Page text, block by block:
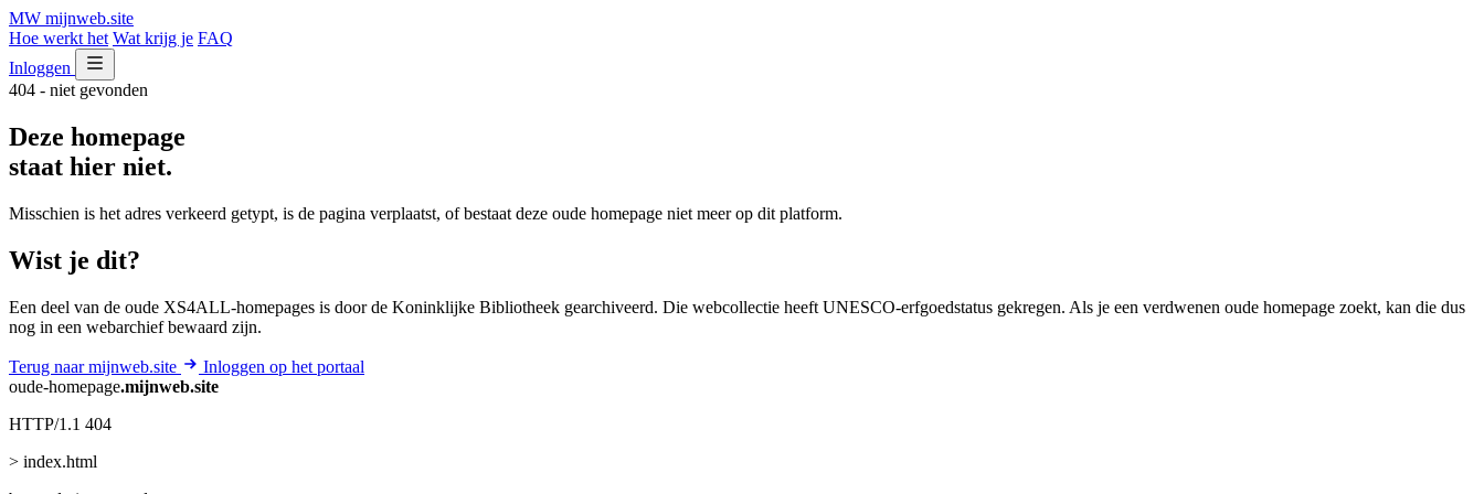
MW mijnweb.site
Hoe werkt het Wat krijg je FAQ
Inloggen
404 - niet gevonden
Deze homepage
staat hier niet.
Misschien is het adres verkeerd getypt, is de pagina verplaatst, of bestaat deze oude homepage niet meer op dit platform.
Wist je dit?
Een deel van de oude XS4ALL-homepages is door de Koninklijke Bibliotheek gearchiveerd. Die webcollectie heeft UNESCO-erfgoedstatus gekregen. Als je een verdwenen oude homepage zoekt, kan die dus
nog in een webarchief bewaard zijn.
Terug naar mijnweb.site
Inloggen op het portaal
oude-homepage.mijnweb.site
HTTP/1.1 404
> index.html